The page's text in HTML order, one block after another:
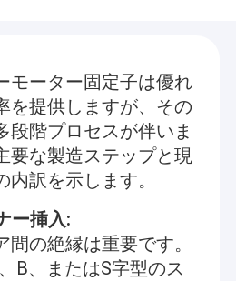
モーター固定子は優れ
を提供しますが、その
段階プロセスが伴いま
要な製造ステップと現
訳を示します。
ー挿入:
の絶縁は重要です。
B、またはS字型のス